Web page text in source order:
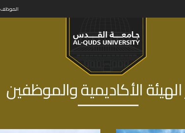
الموظف
الهيئة الأكاديمية والموظفين